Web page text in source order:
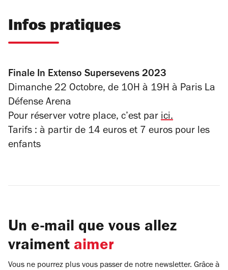
Infos pratiques
Finale In Extenso Supersevens 2023
Dimanche 22 Octobre, de 10H à 19H à Paris La
Défense Arena
Pour réserver votre place, c’est par ici.
Tarifs : à partir de 14 euros et 7 euros pour les
enfants
Un e-mail que vous allez
vraiment aimer
Vous ne pourrez plus vous passer de notre newsletter. Grâce à